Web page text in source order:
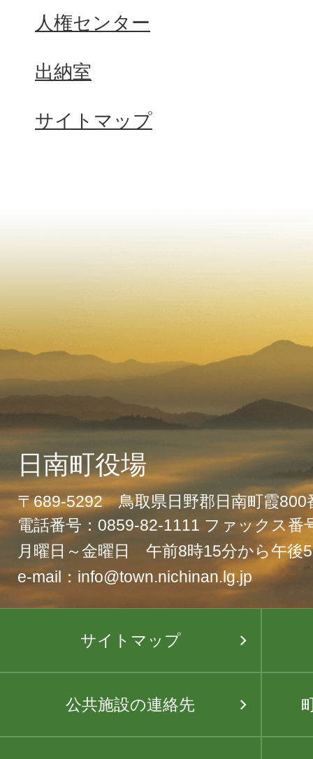
人権センター
出納室
サイトマップ
日南町役場
〒689-5292 鳥取県日野郡日南町霞800
電話番号：0859-82-1111 ファックス番
月曜日～金曜日 午前8時15分から午後
e-mail：info@town.nichinan.lg.jp
サイトマップ
公共施設の連絡先